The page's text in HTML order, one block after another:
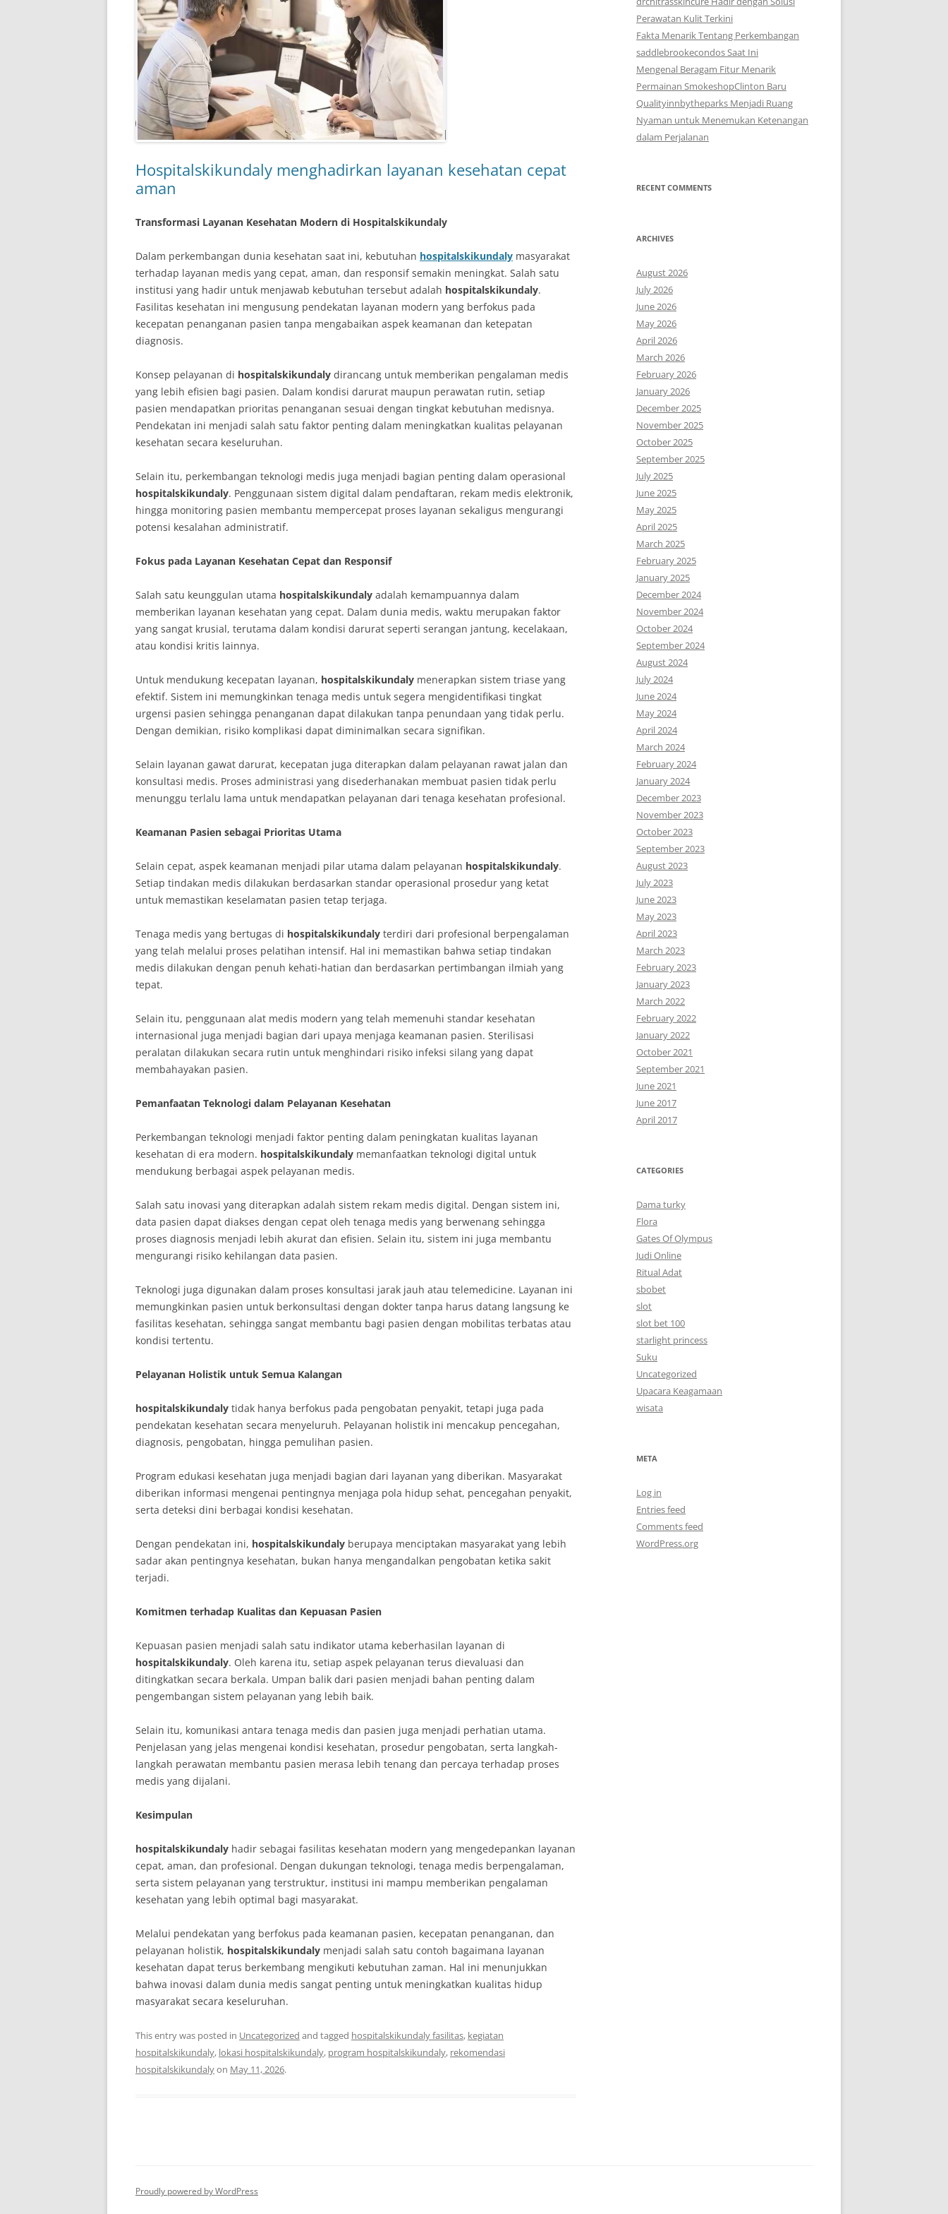
Hospitalskikundaly menghadirkan layanan kesehatan cepat
aman
Transformasi Layanan Kesehatan Modern di Hospitalskikundaly
Dalam perkembangan dunia kesehatan saat ini, kebutuhan hospitalskikundaly masyarakat
terhadap layanan medis yang cepat, aman, dan responsif semakin meningkat. Salah satu
institusi yang hadir untuk menjawab kebutuhan tersebut adalah hospitalskikundaly.
Fasilitas kesehatan ini mengusung pendekatan layanan modern yang berfokus pada
kecepatan penanganan pasien tanpa mengabaikan aspek keamanan dan ketepatan
diagnosis.
Konsep pelayanan di hospitalskikundaly dirancang untuk memberikan pengalaman medis
yang lebih efisien bagi pasien. Dalam kondisi darurat maupun perawatan rutin, setiap
pasien mendapatkan prioritas penanganan sesuai dengan tingkat kebutuhan medisnya.
Pendekatan ini menjadi salah satu faktor penting dalam meningkatkan kualitas pelayanan
kesehatan secara keseluruhan.
Selain itu, perkembangan teknologi medis juga menjadi bagian penting dalam operasional
hospitalskikundaly. Penggunaan sistem digital dalam pendaftaran, rekam medis elektronik,
hingga monitoring pasien membantu mempercepat proses layanan sekaligus mengurangi
potensi kesalahan administratif.
Fokus pada Layanan Kesehatan Cepat dan Responsif
Salah satu keunggulan utama hospitalskikundaly adalah kemampuannya dalam
memberikan layanan kesehatan yang cepat. Dalam dunia medis, waktu merupakan faktor
yang sangat krusial, terutama dalam kondisi darurat seperti serangan jantung, kecelakaan,
atau kondisi kritis lainnya.
Untuk mendukung kecepatan layanan, hospitalskikundaly menerapkan sistem triase yang
efektif. Sistem ini memungkinkan tenaga medis untuk segera mengidentifikasi tingkat
urgensi pasien sehingga penanganan dapat dilakukan tanpa penundaan yang tidak perlu.
Dengan demikian, risiko komplikasi dapat diminimalkan secara signifikan.
Selain layanan gawat darurat, kecepatan juga diterapkan dalam pelayanan rawat jalan dan
konsultasi medis. Proses administrasi yang disederhanakan membuat pasien tidak perlu
menunggu terlalu lama untuk mendapatkan pelayanan dari tenaga kesehatan profesional.
Keamanan Pasien sebagai Prioritas Utama
Selain cepat, aspek keamanan menjadi pilar utama dalam pelayanan hospitalskikundaly.
Setiap tindakan medis dilakukan berdasarkan standar operasional prosedur yang ketat
untuk memastikan keselamatan pasien tetap terjaga.
Tenaga medis yang bertugas di hospitalskikundaly terdiri dari profesional berpengalaman
yang telah melalui proses pelatihan intensif. Hal ini memastikan bahwa setiap tindakan
medis dilakukan dengan penuh kehati-hatian dan berdasarkan pertimbangan ilmiah yang
tepat.
Selain itu, penggunaan alat medis modern yang telah memenuhi standar kesehatan
internasional juga menjadi bagian dari upaya menjaga keamanan pasien. Sterilisasi
peralatan dilakukan secara rutin untuk menghindari risiko infeksi silang yang dapat
membahayakan pasien.
Pemanfaatan Teknologi dalam Pelayanan Kesehatan
Perkembangan teknologi menjadi faktor penting dalam peningkatan kualitas layanan
kesehatan di era modern. hospitalskikundaly memanfaatkan teknologi digital untuk
mendukung berbagai aspek pelayanan medis.
Salah satu inovasi yang diterapkan adalah sistem rekam medis digital. Dengan sistem ini,
data pasien dapat diakses dengan cepat oleh tenaga medis yang berwenang sehingga
proses diagnosis menjadi lebih akurat dan efisien. Selain itu, sistem ini juga membantu
mengurangi risiko kehilangan data pasien.
Teknologi juga digunakan dalam proses konsultasi jarak jauh atau telemedicine. Layanan ini
memungkinkan pasien untuk berkonsultasi dengan dokter tanpa harus datang langsung ke
fasilitas kesehatan, sehingga sangat membantu bagi pasien dengan mobilitas terbatas atau
kondisi tertentu.
Pelayanan Holistik untuk Semua Kalangan
hospitalskikundaly tidak hanya berfokus pada pengobatan penyakit, tetapi juga pada
pendekatan kesehatan secara menyeluruh. Pelayanan holistik ini mencakup pencegahan,
diagnosis, pengobatan, hingga pemulihan pasien.
Program edukasi kesehatan juga menjadi bagian dari layanan yang diberikan. Masyarakat
diberikan informasi mengenai pentingnya menjaga pola hidup sehat, pencegahan penyakit,
serta deteksi dini berbagai kondisi kesehatan.
Dengan pendekatan ini, hospitalskikundaly berupaya menciptakan masyarakat yang lebih
sadar akan pentingnya kesehatan, bukan hanya mengandalkan pengobatan ketika sakit
terjadi.
Komitmen terhadap Kualitas dan Kepuasan Pasien
Kepuasan pasien menjadi salah satu indikator utama keberhasilan layanan di
hospitalskikundaly. Oleh karena itu, setiap aspek pelayanan terus dievaluasi dan
ditingkatkan secara berkala. Umpan balik dari pasien menjadi bahan penting dalam
pengembangan sistem pelayanan yang lebih baik.
Selain itu, komunikasi antara tenaga medis dan pasien juga menjadi perhatian utama.
Penjelasan yang jelas mengenai kondisi kesehatan, prosedur pengobatan, serta langkah-
langkah perawatan membantu pasien merasa lebih tenang dan percaya terhadap proses
medis yang dijalani.
Kesimpulan
hospitalskikundaly hadir sebagai fasilitas kesehatan modern yang mengedepankan layanan
cepat, aman, dan profesional. Dengan dukungan teknologi, tenaga medis berpengalaman,
serta sistem pelayanan yang terstruktur, institusi ini mampu memberikan pengalaman
kesehatan yang lebih optimal bagi masyarakat.
Melalui pendekatan yang berfokus pada keamanan pasien, kecepatan penanganan, dan
pelayanan holistik, hospitalskikundaly menjadi salah satu contoh bagaimana layanan
kesehatan dapat terus berkembang mengikuti kebutuhan zaman. Hal ini menunjukkan
bahwa inovasi dalam dunia medis sangat penting untuk meningkatkan kualitas hidup
masyarakat secara keseluruhan.
This entry was posted in Uncategorized and tagged hospitalskikundaly fasilitas, kegiatan
hospitalskikundaly, lokasi hospitalskikundaly, program hospitalskikundaly, rekomendasi
hospitalskikundalyon May 11, 2026.
Perawatan Kulit Terkini
Fakta Menarik Tentang Perkembangan
saddlebrookecondos Saat Ini
Mengenal Beragam Fitur Menarik
Permainan SmokeshopClinton Baru
Qualityinnbytheparks Menjadi Ruang
Nyaman untuk Menemukan Ketenangan
dalam Perjalanan
RECENT COMMENTS
ARCHIVES
August 2026
July 2026
June 2026
May 2026
April 2026
March 2026
February 2026
January 2026
December 2025
November 2025
October 2025
September 2025
July 2025
June 2025
May 2025
April 2025
March 2025
February 2025
January 2025
December 2024
November 2024
October 2024
September 2024
August 2024
July 2024
June 2024
May 2024
April 2024
March 2024
February 2024
January 2024
December 2023
November 2023
October 2023
September 2023
August 2023
July 2023
June 2023
May 2023
April 2023
March 2023
February 2023
January 2023
March 2022
February 2022
January 2022
October 2021
September 2021
June 2021
June 2017
April 2017
CATEGORIES
Dama turky
Flora
Gates Of Olympus
Judi Online
Ritual Adat
sbobet
slot
slot bet 100
starlight princess
Suku
Uncategorized
Upacara Keagamaan
wisata
META
Log in
Entries feed
Comments feed
WordPress.org
Proudly powered by WordPress